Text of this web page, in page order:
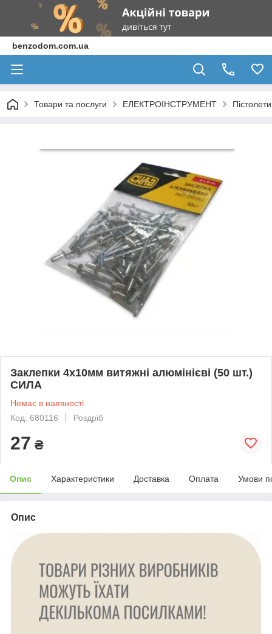
benzodom.com.ua
Товари та послуги ЕЛЕКТРОІНСТРУМЕНТ
Заклепки 4х10мм витяжні алюмінієві (50 шт.)
СИЛА
Немає в наявності
Код: 680116
Роздріб
27 ₴
Опис Характеристики Доставка Оплата Умови
Опис